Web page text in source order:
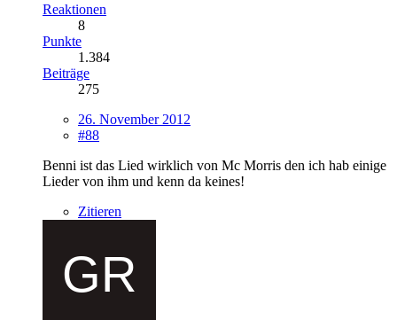
Reaktionen
8
Punkte
1.384
Beiträge
275
26. November 2012
#88
Benni ist das Lied wirklich von Mc Morris den ich hab einige
Lieder von ihm und kenn da keines!
Zitieren